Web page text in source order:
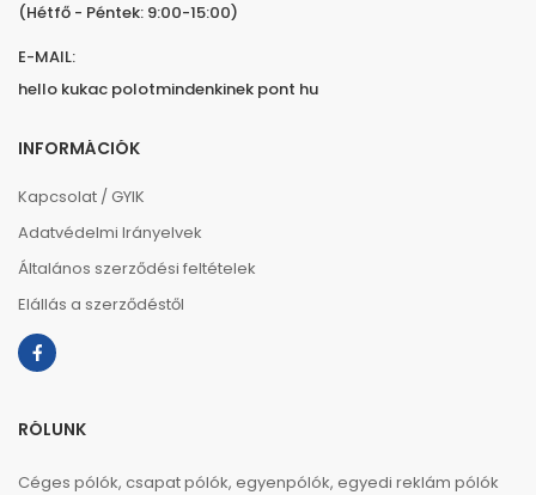
(Hétfő - Péntek: 9:00-15:00)
E-MAIL:
hello kukac polotmindenkinek pont hu
INFORMÁCIÓK
Kapcsolat / GYIK
Adatvédelmi Irányelvek
Általános szerződési feltételek
Elállás a szerződéstől
RÓLUNK
Céges pólók, csapat pólók, egyenpólók, egyedi reklám pólók